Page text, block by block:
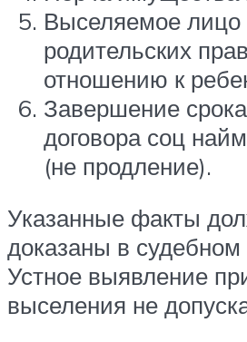
Выселяемое
родительских
отношению к
Завершение
договора соц
(не продление).
Указанные факты
доказаны в судебном
Устное выявление
выселения не